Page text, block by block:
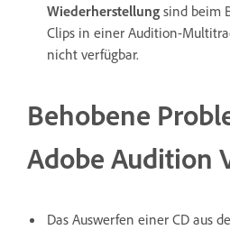
Wiederherstellung sind beim
Clips in einer Audition-
nicht verfügbar.
Behobene
Adobe Audition
Das Auswerfen einer CD aus